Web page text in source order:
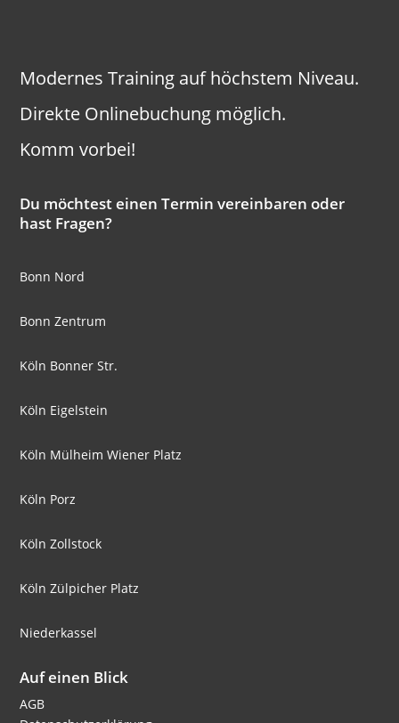
Modernes Training auf höchstem Niveau.
Direkte Onlinebuchung möglich.
Komm vorbei!
Du möchtest einen Termin vereinbaren oder
hast Fragen?
Bonn Nord
Bonn Zentrum
Köln Bonner Str.
Köln Eigelstein
Köln Mülheim Wiener Platz
Köln Porz
Köln Zollstock
Köln Zülpicher Platz
Niederkassel
Auf einen Blick
AGB